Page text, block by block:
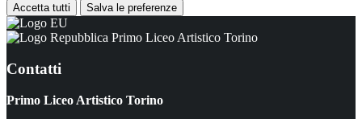
Accetta tutti Salva le preferenze
Primo Liceo Artistico Torino
Contatti
Primo Liceo Artistico Torino